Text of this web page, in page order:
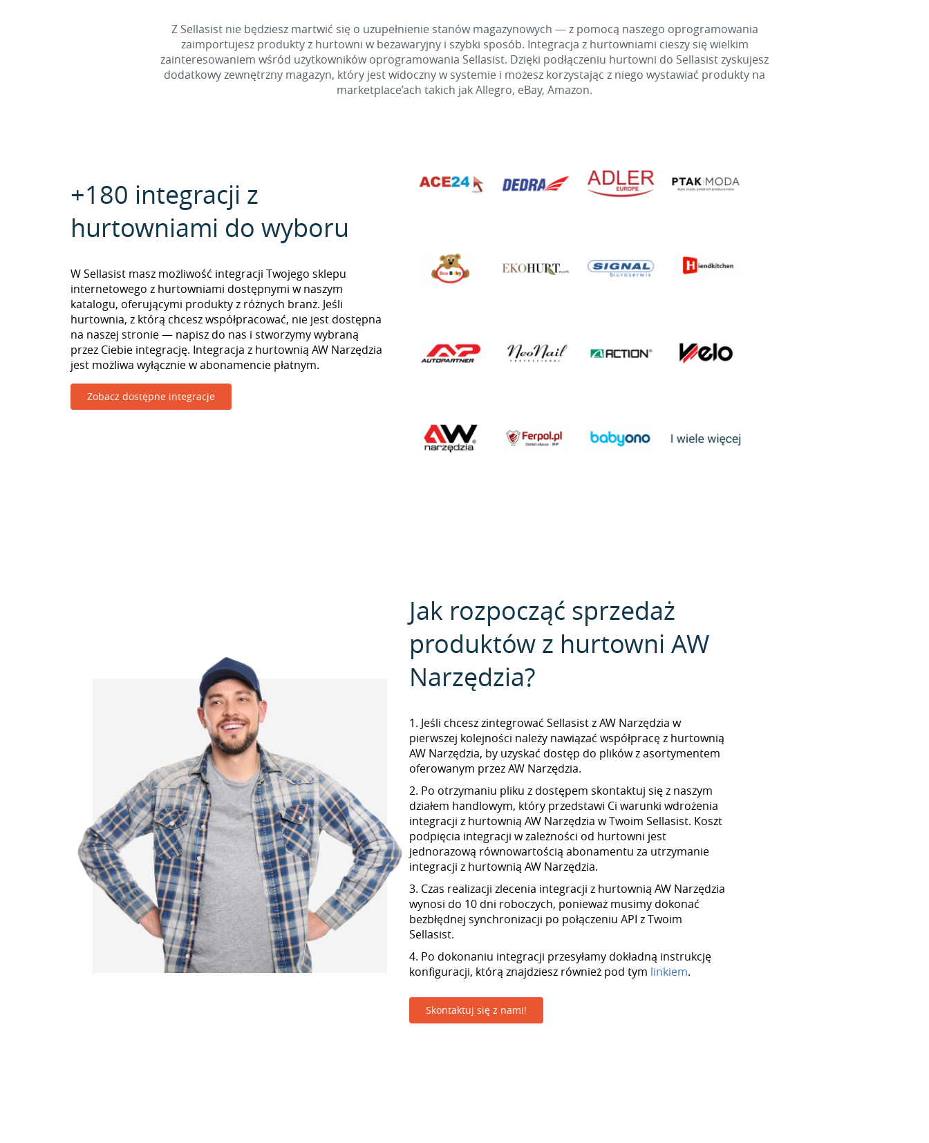
Z Sellasist nie będziesz martwić się o uzupełnienie stanów magazynowych — z pomocą naszego oprogramowania
zaimportujesz produkty z hurtowni w bezawaryjny i szybki sposób. Integracja z hurtowniami cieszy się wielkim
zainteresowaniem wśród użytkowników oprogramowania Sellasist. Dzięki podłączeniu hurtowni do Sellasist zyskujesz
dodatkowy zewnętrzny magazyn, który jest widoczny w systemie i możesz korzystając z niego wystawiać produkty na
marketplace’ach takich jak Allegro, eBay, Amazon.
+180 integracji z
hurtowniami do wyboru
W Sellasist masz możliwość integracji Twojego sklepu
internetowego z hurtowniami dostępnymi w naszym
katalogu, oferującymi produkty z różnych branż. Jeśli
hurtownia, z którą chcesz współpracować, nie jest dostępna
na naszej stronie — napisz do nas i stworzymy wybraną
przez Ciebie integrację. Integracja z hurtownią AW Narzędzia
jest możliwa wyłącznie w abonamencie płatnym.
Zobacz dostępne integracje
Jak rozpocząć sprzedaż
produktów z hurtowni AW
Narzędzia?
1. Jeśli chcesz zintegrować Sellasist z AW Narzędzia w
pierwszej kolejności należy nawiązać współpracę z hurtownią
AW Narzędzia, by uzyskać dostęp do plików z asortymentem
oferowanym przez AW Narzędzia.
2. Po otrzymaniu pliku z dostępem skontaktuj się z naszym
działem handlowym, który przedstawi Ci warunki wdrożenia
integracji z hurtownią AW Narzędzia w Twoim Sellasist. Koszt
podpięcia integracji w zależności od hurtowni jest
jednorazową równowartością abonamentu za utrzymanie
integracji z hurtownią AW Narzędzia.
3. Czas realizacji zlecenia integracji z hurtownią AW Narzędzia
wynosi do 10 dni roboczych, ponieważ musimy dokonać
bezbłędnej synchronizacji po połączeniu API z Twoim
Sellasist.
4. Po dokonaniu integracji przesyłamy dokładną instrukcję
konfiguracji, którą znajdziesz również pod tym linkiem.
Skontaktuj się z nami!